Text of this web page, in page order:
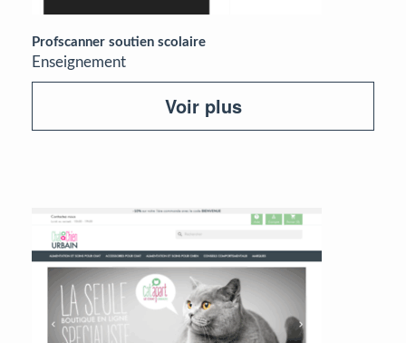
Profscanner soutien scolaire
Enseignement
Voir plus